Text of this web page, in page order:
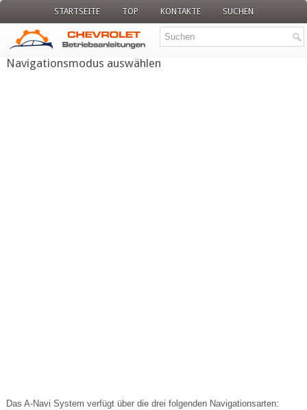
STARTSEITE TOP KONTAKTE SUCHEN
Navigationsmodus auswählen
Das A-Navi System verfügt über die drei folgenden Navigationsarten: